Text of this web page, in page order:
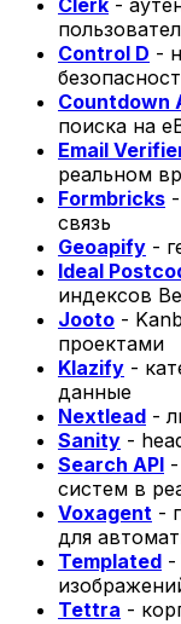
Clerk -
Control D -
Countdown
поиска на
Email
реальном
Formbricks
связь
Geoapify -
Ideal
индексов
Jooto -
проектами
Klazify -
данные
Nextlead -
Sanity -
Search API
систем в
Voxagent -
для
Templated -
Tettra -